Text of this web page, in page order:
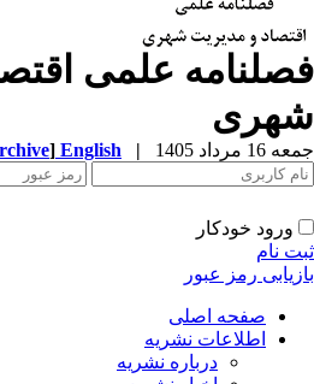
علمی
مرداد 1405 |
English
Archive]
ورود خودکار
نام
رمز عبور
صفحه اصلی
اطلاعات نشریه
درباره نشریه